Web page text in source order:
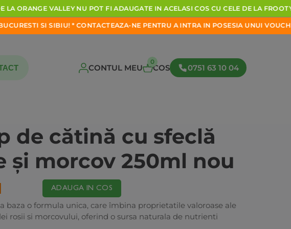
ORANGEVALLEYNUPOTFI ADAUGATEIN ACELASICOSCUCELEDELA FROOTYA.
SISIBIU!*CONTACTEAZA-NEPENTRUAINTRAINPOSESIAUNUIVOUCHER
CONTUL MEU
0
COS 0751 63 10 04
de cătină cu sfeclă
şi morcov 250ml nou
ADAUGA IN COS
baza o formula unica, care îmbina proprietatile valoroase ale
rosii si morcovului, oferind o sursa naturala de nutrienti